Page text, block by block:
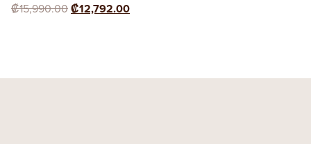
₡15,990.00₡12,792.00